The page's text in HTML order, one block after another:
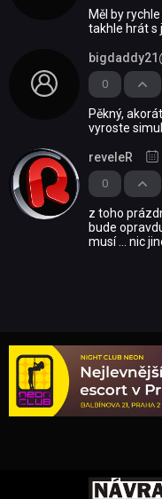
Měl by
takhle hrát s
0
Pěkný,
vyroste
0
reveleR
z toho
bude
musí ... nic